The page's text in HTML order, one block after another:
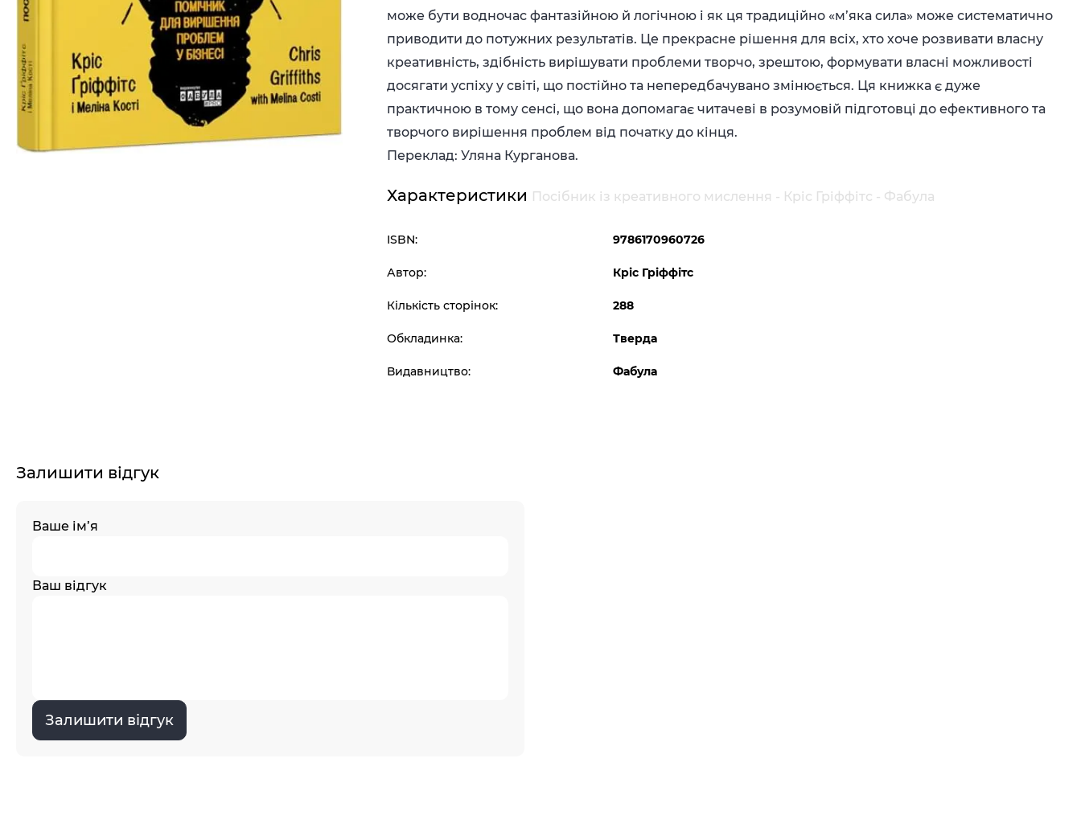
може бути водночас фантазійною й логічною і як ця традиційно «м’яка сила» може систематично
приводити до потужних результатів. Це прекрасне рішення для всіх, хто хоче розвивати власну
креативність, здібність вирішувати проблеми творчо, зрештою, формувати власні можливості
досягати успіху у світі, що постійно та непередбачувано змінюється. Ця книжка є дуже
практичною в тому сенсі, що вона допомагає читачеві в розумовій підготовці до ефективного та
творчого вирішення проблем від початку до кінця.
Переклад: Уляна Курганова.
Характеристики Посібник із креативного мислення - Кріс Гріффітс - Фабула
ISBN: 9786170960726
Автор: Кріс Гріффітс
Кількість сторінок: 288
Обкладинка: Тверда
Видавництво: Фабула
Залишити відгук
Ваше ім’я
Ваш відгук
Залишити відгук